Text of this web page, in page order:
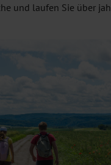
und laufen Sie über